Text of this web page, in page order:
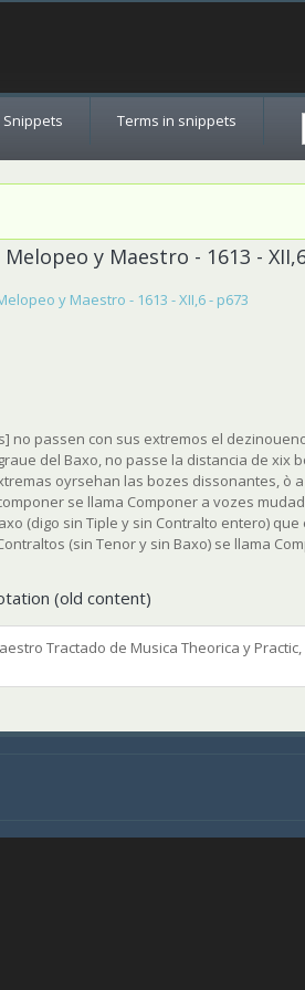
Snippets Terms in snippets
y Maestro - 1613 -
y Maestro - 1613 - XII,6 - p673
no passen con sus extremos el
del Baxo, no passe la distancia de xix
oyrsehan las bozes dissonantes, ò
se llama Componer a vozes
(digo sin Tiple y sin Contralto entero) que
(sin Tenor y sin Baxo) se llama
(old content)
Tractado de Musica Theorica y Practic,